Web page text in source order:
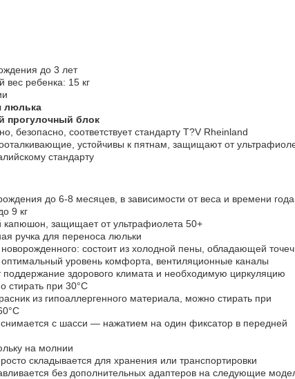
до 3 лет
вес ребенка: 15 кг
люлька
прогулочный блок
безопасно, соответствует стандарту T?V Rheinland
устойчивы к пятнам, защищают от
стандарту
до 6-8 месяцев, в зависимости от веса и времени года
9 кг
капюшон, защищает от ультрафиолета 50+
ручка для переноса люльки
состоит из холодной пены, обладающей
оптимальный уровень комфорта, вентиляционные каналы
поддержание здорового климата и необходимую циркуляцию
стирать при 30°C
из гипоаллергенного материала, можно стирать при
с шасси — нажатием на один фиксатор в передней
на молнии
складывается для хранения или транспортировки
без дополнительных адаптеров на следующие